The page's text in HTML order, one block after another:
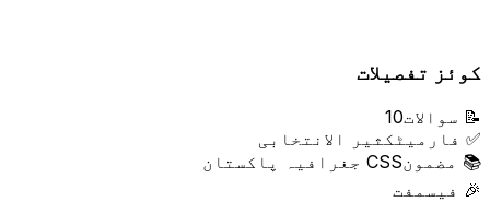
کوئز تفصیلات
📝 سوالات10
✅ فارمیٹ کثیر الانتخابی
📚 مضمونCSS جغرافیہ پاکستان
🎉 فیس مفت